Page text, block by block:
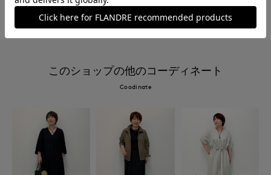
#バッグ
このショップの他のコーディネート
Coodinate